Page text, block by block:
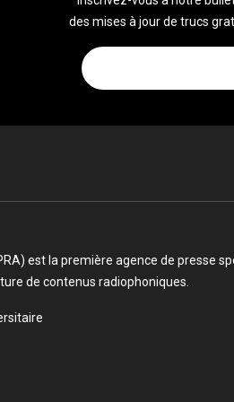
des mises à jour de trucs
est la première agence de presse
de contenus radiophoniques.